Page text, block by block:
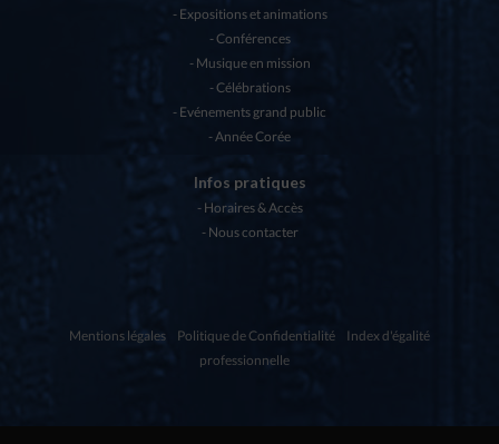
Expositions et animations
Conférences
Musique en mission
Célébrations
Evénements grand public
Année Corée
Infos pratiques
Horaires & Accès
Nous contacter
Mentions légales Politique de Confidentialité
Index d'égalité
professionnelle